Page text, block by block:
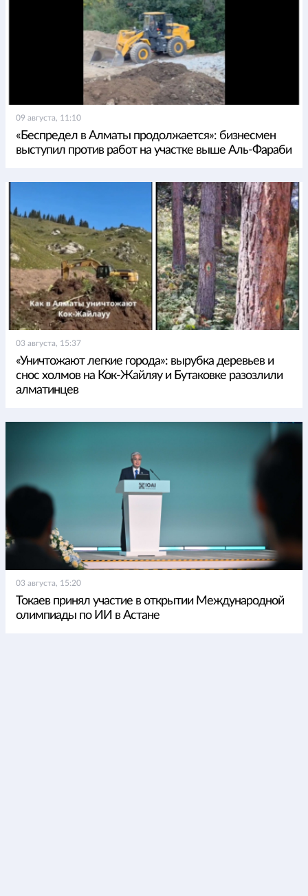
09 августа, 11:10
«Беспредел в Алматы продолжается»: бизнесмен
выступил против работ на участке выше Аль-Фараби
03 августа, 15:37
«Уничтожают легкие города»: вырубка деревьев и
снос холмов на Кок-Жайляу и Бутаковке разозлили
алматинцев
03 августа, 15:20
Токаев принял участие в открытии Международной
олимпиады по ИИ в Астане